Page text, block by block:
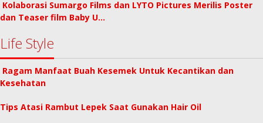
Kolaborasi Sumargo Films dan LYTO Pictures Merilis Poster
dan Teaser film Baby U…
Life Style
Ragam Manfaat Buah Kesemek Untuk Kecantikan dan
Kesehatan
Tips Atasi Rambut Lepek Saat Gunakan Hair Oil